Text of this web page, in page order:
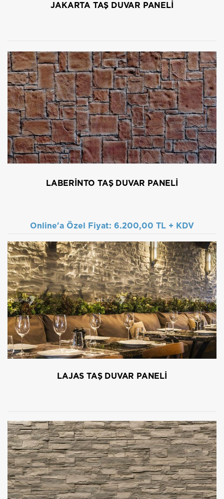
JAKARTA TAŞ DUVAR PANELİ
LABERINTO TAŞ DUVAR PANELI
Online'a Özel Fiyat: 6.200,00 TL + KDV
LAJAS TAŞ DUVAR PANELİ